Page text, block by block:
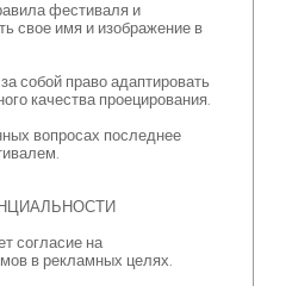
фестиваля и
свое имя и изображение в
собой право адаптировать
качества проецирования.
вопросах последнее
согласие на
в рекламных целях.